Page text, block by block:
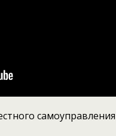
самоуправления